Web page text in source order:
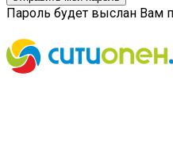
Пароль будет выслан Вам